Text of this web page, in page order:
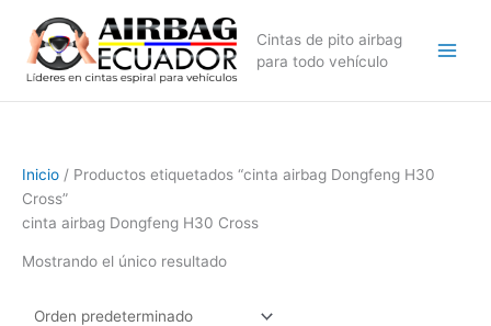
contenido
Cintas de pito airbag
para todo vehículo
Inicio / Productos etiquetados “cinta airbag Dongfeng H30
Cross”
cinta airbag Dongfeng H30 Cross
Mostrando el único resultado